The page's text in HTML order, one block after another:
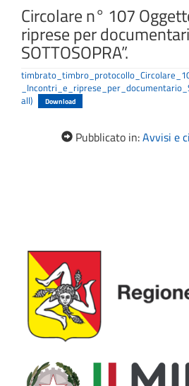
Circolare n° 107
riprese per
SOTTOSOPRA”.
all)
Download
Pubblicato in:Avvisi e